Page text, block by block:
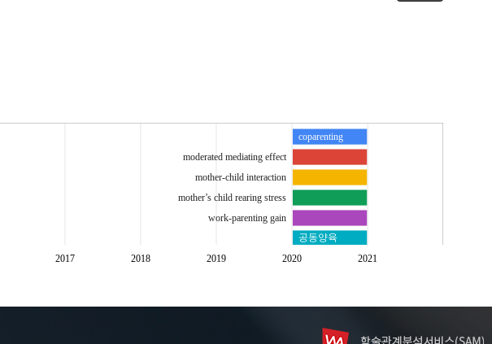
2017 2018 2019 2020 2021
coparenting
moderated mediating effect
mother-child interaction
mother’s child rearing stress
work-parenting gain
공동양육
모-자녀 상호작용